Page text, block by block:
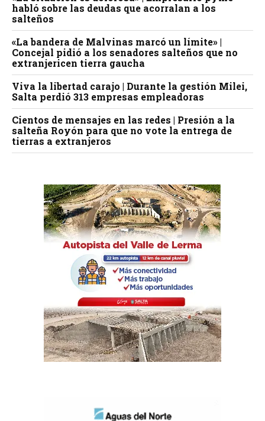
habló sobre las deudas que acorralan a los
salteños
«La bandera de Malvinas marcó un límite» |
Concejal pidió a los senadores salteños que no
extranjericen tierra gaucha
Viva la libertad carajo | Durante la gestión Milei,
Salta perdió 313 empresas empleadoras
Cientos de mensajes en las redes | Presión a la
salteña Royón para que no vote la entrega de
tierras a extranjeros